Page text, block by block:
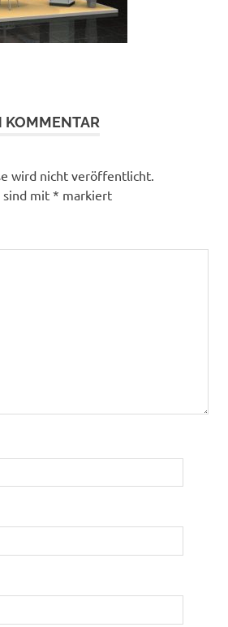
KOMMENTAR
wird nicht veröffentlicht.
sind mit * markiert